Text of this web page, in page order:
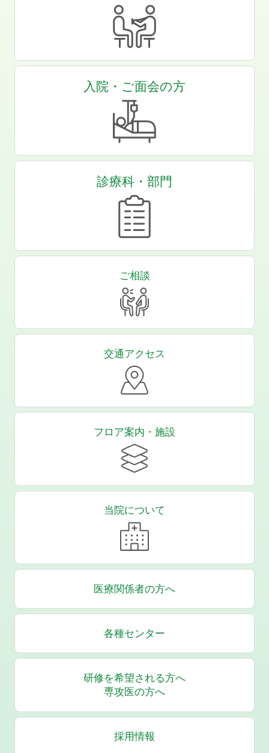
入院・ご面会の方
診療科・部門
ご相談
交通アクセス
フロア案内・施設
当院について
医療関係者の方へ
各種センター
研修を希望される方へ
専攻医の方へ
採用情報